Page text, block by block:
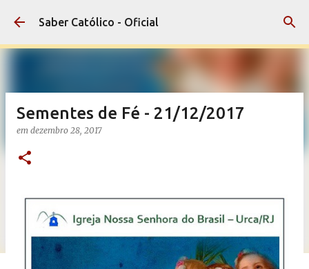
Pular para o conteúdo principal
Saber Católico - Oficial
Sementes de Fé - 21/12/2017
em dezembro 28, 2017